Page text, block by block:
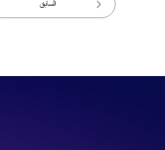
السابق